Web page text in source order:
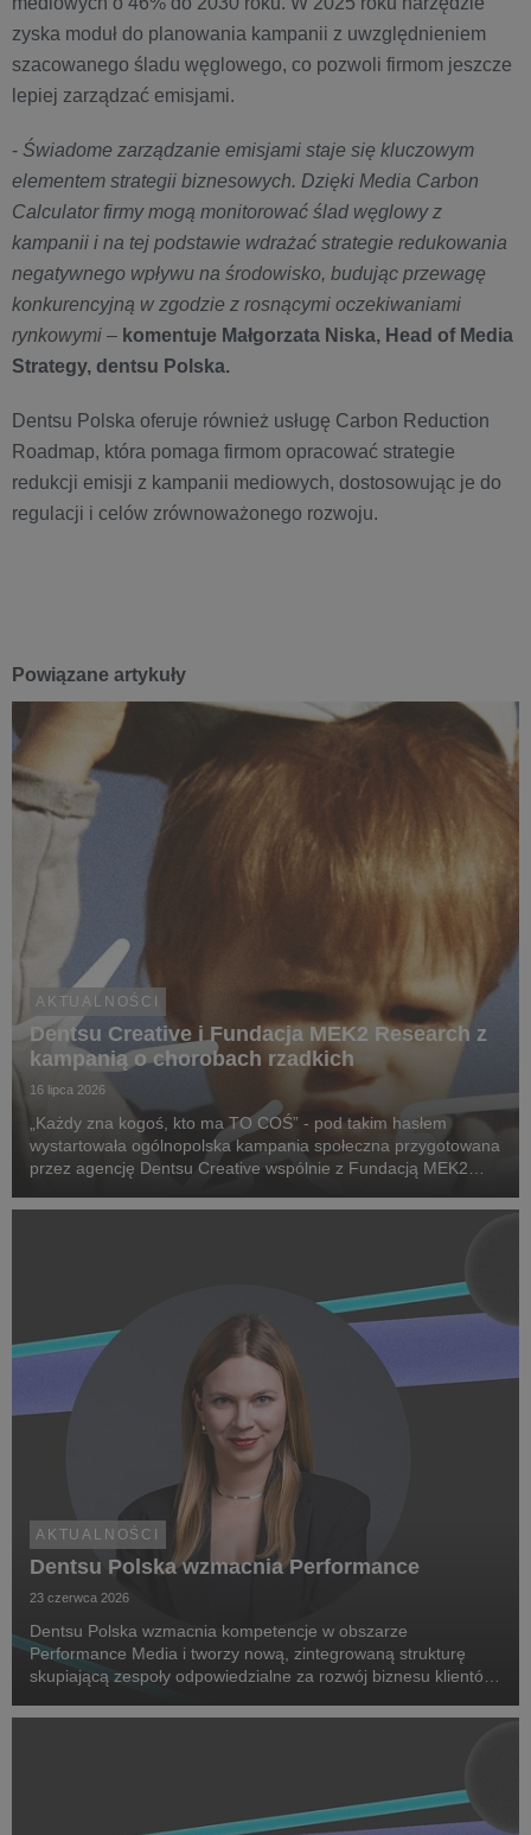
zyska moduł do planowania kampanii z uwzględnieniem
szacowanego śladu węglowego, co pozwoli firmom jeszcze
lepiej zarządzać emisjami.
- Świadome zarządzanie emisjami staje się kluczowym
elementem strategii biznesowych. Dzięki Media Carbon
Calculator firmy mogą monitorować ślad węglowy z
kampanii i na tej podstawie wdrażać strategie redukowania
negatywnego wpływu na środowisko, budując przewagę
konkurencyjną w zgodzie z rosnącymi oczekiwaniami
rynkowymi – komentuje Małgorzata Niska, Head of Media
Strategy, dentsu Polska.
Dentsu Polska oferuje również usługę Carbon Reduction
Roadmap, która pomaga firmom opracować strategie
redukcji emisji z kampanii mediowych, dostosowując je do
regulacji i celów zrównoważonego rozwoju.
Powiązane artykuły
AKTUALNOŚCI
Dentsu Creative i Fundacja MEK2 Research z
kampanią o chorobach rzadkich
16 lipca 2026
„Każdy zna kogoś, kto ma TO COŚ” - pod takim hasłem
wystartowała ogólnopolska kampania społeczna przygotowana
przez agencję Dentsu Creative wspólnie z Fundacją MEK2
chorób rzadkich, zwrócenie uwagi na problemy pac...
AKTUALNOŚCI
Dentsu Polska wzmacnia Performance
23 czerwca 2026
Dentsu Polska wzmacnia kompetencje w obszarze
Performance Media i tworzy nową, zintegrowaną strukturę
skupiającą zespoły odpowiedzialne za rozwój biznesu klientów
Na czele nowego obszaru stanęła Marta Bińczyk jako H...